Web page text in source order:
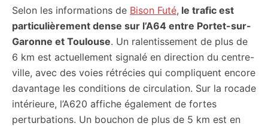
Selon les informations de Bison Futé, le trafic est
particulièrement dense sur l’A64 entre Portet-sur-
Garonne et Toulouse. Un ralentissement de plus de
6 km est actuellement signalé en direction du centre-
ville, avec des voies rétrécies qui compliquent encore
davantage les conditions de circulation. Sur la rocade
intérieure, l’A620 affiche également de fortes
perturbations. Un bouchon de plus de 5 km est en